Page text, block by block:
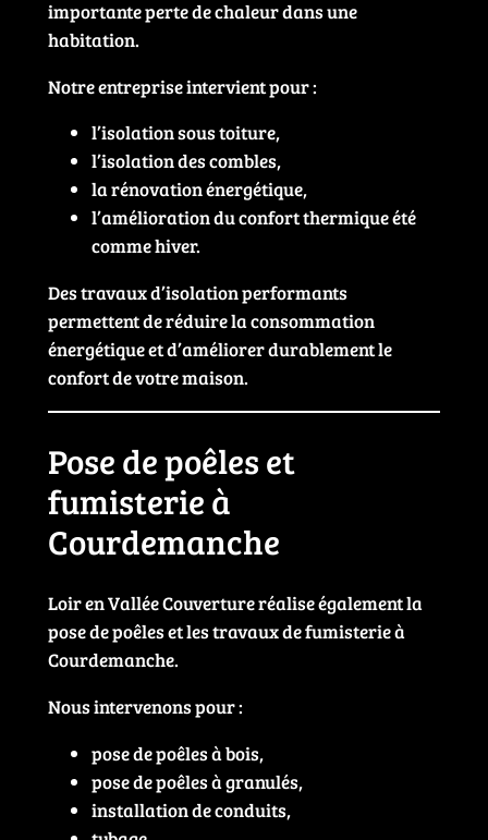
importante perte de chaleur dans une
habitation.
Notre entreprise intervient pour :
l’isolation sous toiture,
l’isolation des combles,
la rénovation énergétique,
l’amélioration du confort thermique été
comme hiver.
Des travaux d’isolation performants
permettent de réduire la consommation
énergétique et d’améliorer durablement le
confort de votre maison.
Pose de poêles et
fumisterie à
Courdemanche
Loir en Vallée Couverture réalise également la
pose de poêles et les travaux de fumisterie à
Courdemanche.
Nous intervenons pour :
pose de poêles à bois,
pose de poêles à granulés,
installation de conduits,